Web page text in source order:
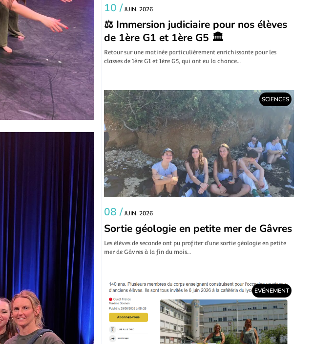
10 /JUIN. 2026
⚖️ Immersion judiciaire pour nos élèves
de 1ère G1 et 1ère G5 🏛️
​Retour sur une matinée particulièrement enrichissante pour les
classes de 1ère G1 et 1ère G5, qui ont eu la chance…
SCIENCES
08 /JUIN. 2026
Sortie géologie en petite mer de Gâvres
Les élèves de seconde ont pu profiter d’une sortie géologie en petite
mer de Gâvres à la fin du mois…
EVÉNEMENT